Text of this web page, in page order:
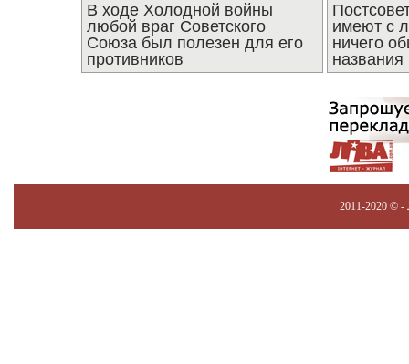
В ходе Холодной войны
любой враг Советского
Союза был полезен для его
противников
имеют с
ничего
названия
2011-2020 © -